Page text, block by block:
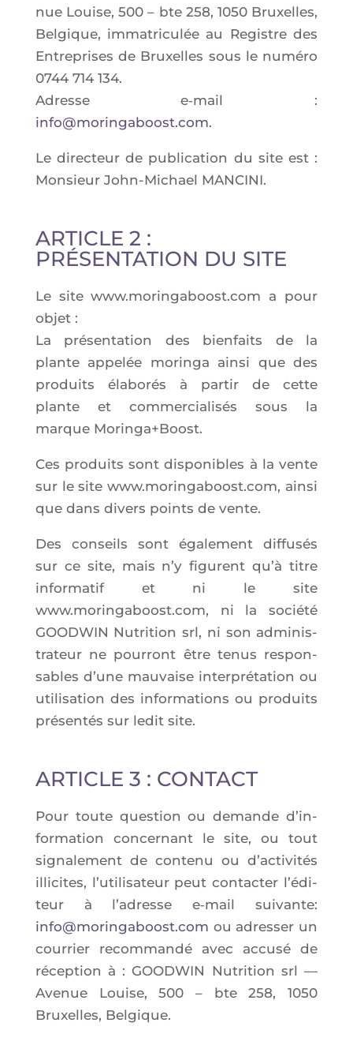
nue Louise, 500 – bte 258, 1050 Bruxelles,
Bel­gique, imma­tri­cu­lée au Registre des
Entre­prises de Bruxelles sous le numé­ro
0744 714 134.
Adresse e‑mail :
info@moringaboost.com.
Le direc­teur de publi­ca­tion du site est :
Mon­sieur John-Michael MANCINI.
ARTICLE 2 :
PRÉSENTATION DU SITE
Le site www.moringaboost.com a pour
objet :
La pré­sen­ta­tion des bien­faits de la
plante appe­lée morin­ga ain­si que des
pro­duits éla­bo­rés à par­tir de cette
plante et com­mer­cia­li­sés sous la
marque Moringa+Boost.
Ces pro­duits sont dis­po­nibles à la vente
sur le site www.moringaboost.com, ain­si
que dans divers points de vente.
Des conseils sont éga­le­ment dif­fu­sés
sur ce site, mais n’y figurent qu’à titre
infor­ma­tif et ni le site
www.moringaboost.com, ni la socié­té
GOODWIN Nutri­tion srl, ni son admi­nis­
tra­teur ne pour­ront être tenus res­pon­
sables d’une mau­vaise inter­pré­ta­tion ou
uti­li­sa­tion des infor­ma­tions ou pro­duits
pré­sen­tés sur ledit site.
ARTICLE 3 : CONTACT
Pour toute ques­tion ou demande d’in­
for­ma­tion concer­nant le site, ou tout
signa­le­ment de conte­nu ou d’ac­ti­vi­tés
illi­cites, l’u­ti­li­sa­teur peut contac­ter l’é­di­
teur à l’a­dresse e‑mail sui­vante:
info@moringaboost.com ou adres­ser un
cour­rier recom­man­dé avec accu­sé de
récep­tion à : GOODWIN Nutri­tion srl —
Ave­nue Louise, 500 – bte 258, 1050
Bruxelles, Belgique.